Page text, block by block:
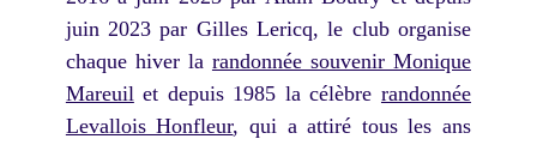
juin 2023 par Gilles Lericq, le club organise
chaque hiver la randonnée souvenir Monique
Mareuilet depuis 1985 la célèbre randonnée
Levallois Honfleur, qui a attiré tous les ans